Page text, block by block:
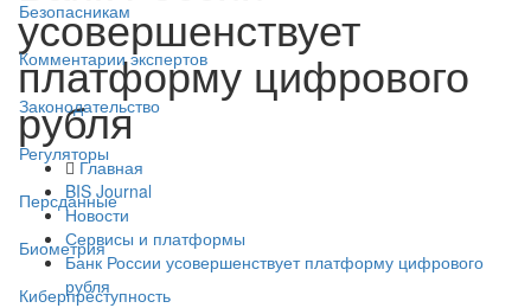
Безопасникам
Комментарии экспертов
Законодательство
Регуляторы
Персданные
Биометрия
Киберпреступность
усовершенствует
платформу цифрового
рубля
Главная
BIS Journal
Новости
Сервисы и платформы
Банк России усовершенствует платформу цифрового
рубля